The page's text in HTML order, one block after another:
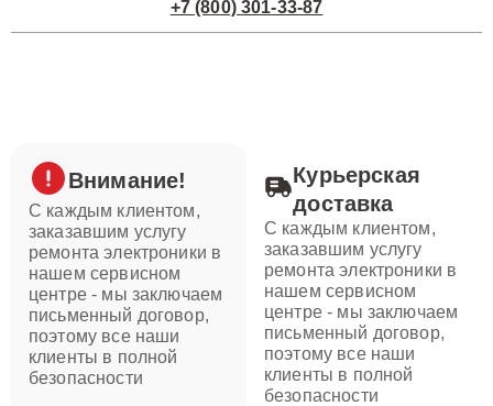
+7 (800) 301-33-87
Внимание!
С каждым клиентом,
заказавшим услугу
ремонта электроники в
нашем сервисном
центре - мы заключаем
письменный договор,
поэтому все наши
клиенты в полной
безопасности
Курьерская
доставка
С каждым клиентом,
заказавшим услугу
ремонта электроники в
нашем сервисном
центре - мы заключаем
письменный договор,
поэтому все наши
клиенты в полной
безопасности